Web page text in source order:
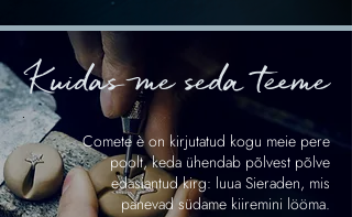
Kuidas me seda teeme
.
Comete è on kirjutatud kogu meie pere
poolt, keda ühendab põlvest põlve
edasiantud kirg: luua Sieraden, mis
panevad südame kiiremini lööma.